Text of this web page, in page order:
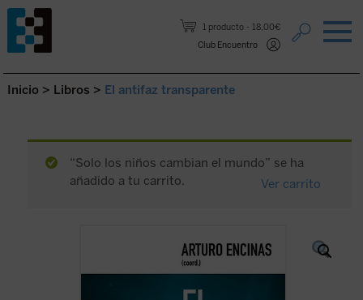
1 producto
18,00€
Club Encuentro
Saltar al contenido.
Inicio > Libros > El antifaz transparente
“Solo los niños cambian el mundo” se ha
añadido a tu carrito.
Ver carrito